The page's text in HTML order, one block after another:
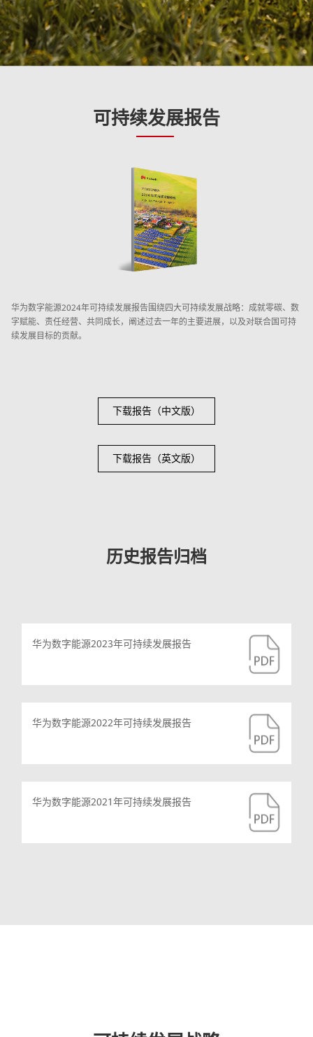
可持续发展报告
华为数字能源2024年可持续发展报告围绕四大可持续发展战略：成就零碳、数
字赋能、责任经营、共同成长，阐述过去一年的主要进展，以及对联合国可持
续发展目标的贡献。
下载报告（中文版）
下载报告（英文版）
历史报告归档
华为数字能源2023年可持续发展报告
华为数字能源2022年可持续发展报告
华为数字能源2021年可持续发展报告